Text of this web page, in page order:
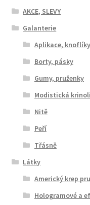
AKCE, SLEVY
Galanterie
Aplikace, knoflíky
Borty, pásky
Gumy, pruženky
Modistická
Nitě
Peří
Třásně
Látky
Americký krep
Hologramové a